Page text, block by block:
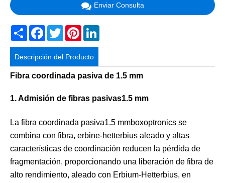
Enviar Consulta
Share Facebook
TwitterPinterest
Descripción del Producto
Fibra coordinada pasiva de 1.5 mm
1. Admisión de fibras pasivas1.5 mm
La fibra coordinada pasiva1.5 mmboxoptronics se
combina con fibra, erbine-hetterbius aleado y altas
características de coordinación reducen la pérdida de
fragmentación, proporcionando una liberación de fibra de
alto rendimiento, aleado con Erbium-Hetterbius, en